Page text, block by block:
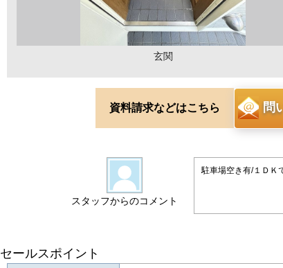
玄関
資料請求などはこちら 問
スタッフからのコメント
駐車場空き有/１ＤＫ
セールスポイント